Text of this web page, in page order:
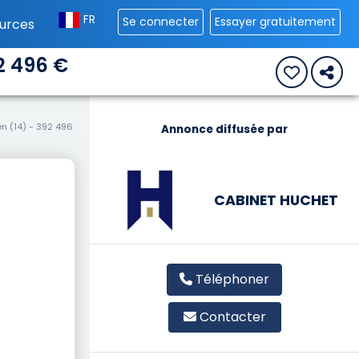
FR Se connecter Essayer gratuitement
496 €
(14) - 392 496
Annonce diffusée par
CABINET HUCHET
Téléphoner
Contacter